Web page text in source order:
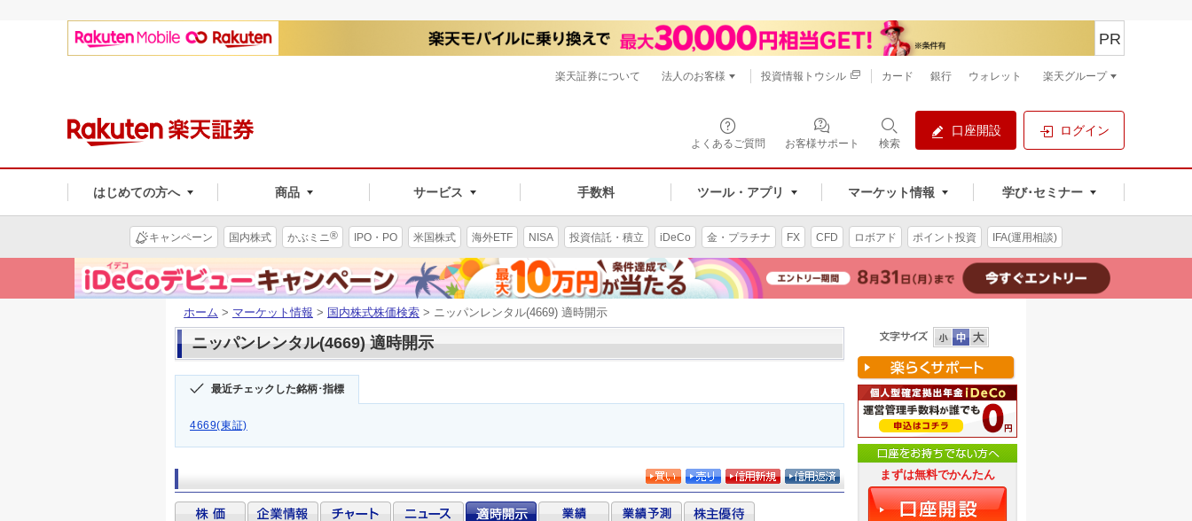
よくあるご質問 お客様サポート 検索
口座開設 ログイン
はじめての方へ 商品 サービス 手数料 ツール・アプリ マーケット情報 学び･セミナー
PR
楽天証券について 法人のお客様 投資情報トウシル カード 銀行 ウォレット 楽天グループ
キャンペーン 国内株式 かぶミニ® IPO・PO 米国株式 海外ETF NISA 投資信託・積立 iDeCo 金・プラチナ FX CFD ロボアド ポイント投資 IFA(運用相談)
ホーム > マーケット情報 > 国内株式株価検索 > ニッパンレンタル(4669) 適時開示
ニッパンレンタル(4669) 適時開示
最近チェックした銘柄･指標
4669(東証)
まずは無料でかんたん